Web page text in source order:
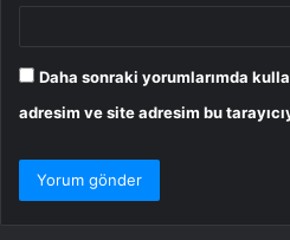
Daha sonraki yorumlarımda
adresim ve site adresim bu